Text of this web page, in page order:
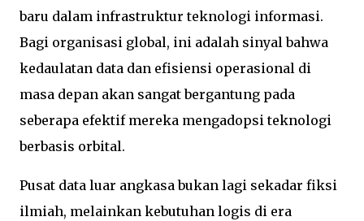
baru dalam infrastruktur teknologi informasi.
Bagi organisasi global, ini adalah sinyal bahwa
kedaulatan data dan efisiensi operasional di
masa depan akan sangat bergantung pada
seberapa efektif mereka mengadopsi teknologi
berbasis orbital.
Pusat data luar angkasa bukan lagi sekadar fiksi
ilmiah, melainkan kebutuhan logis di era